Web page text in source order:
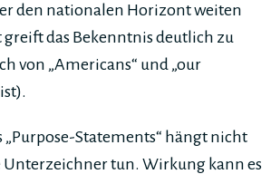
den nationalen Horizont weiten
das Bekenntnis deutlich zu
von „Americans“ und „our
„Purpose-Statements“ hängt nicht
Unterzeichner tun. Wirkung kann es